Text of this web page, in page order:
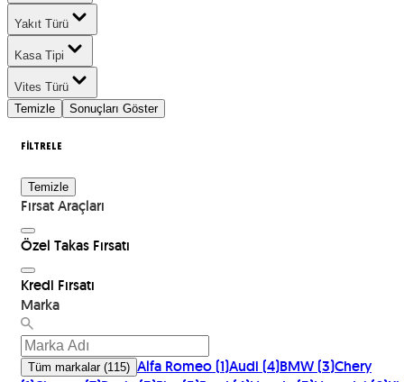
Yakıt Türü
Kasa Tipi
Vites Türü
Temizle
Sonuçları Göster
FİLTRELE
Temizle
Fırsat Araçları
Özel Takas Fırsatı
Kredi Fırsatı
Marka
Tüm markalar(115) Alfa Romeo(1)Audi (4)BMW(3)Chery